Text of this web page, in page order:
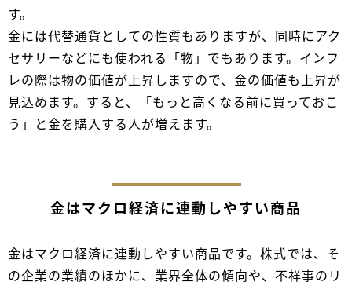
す。
金には代替通貨としての性質もありますが、同時にアク
セサリーなどにも使われる「物」でもあります。インフ
レの際は物の価値が上昇しますので、金の価値も上昇が
見込めます。すると、「もっと高くなる前に買っておこ
う」と金を購入する人が増えます。
金はマクロ経済に連動しやすい商品
金はマクロ経済に連動しやすい商品です。株式では、そ
の企業の業績のほかに、業界全体の傾向や、不祥事のリ